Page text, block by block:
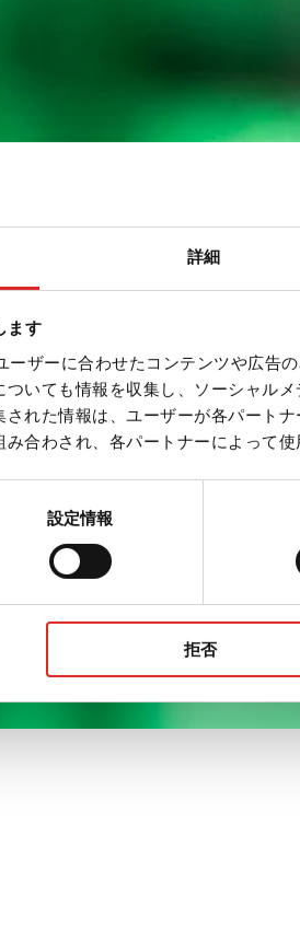
詳細
ます
ーザーに合わせたコンテンツや広告
いても情報を収集し、ソーシャル
れた情報は、ユーザーが各パート
合わされ、各パートナーによって使
設定情報
拒否